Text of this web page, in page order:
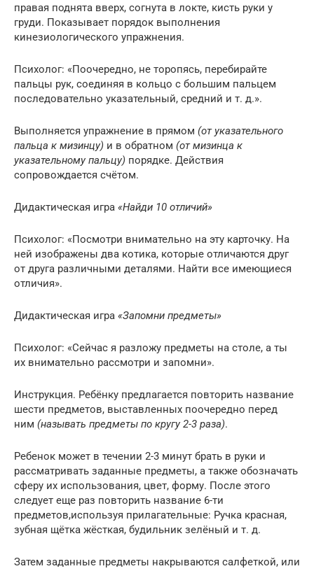
правая поднята вверх, согнута в локте, кисть руки у
груди. Показывает порядок выполнения
кинезиологического упражнения.
Психолог: «Поочередно, не торопясь, перебирайте
пальцы рук, соединяя в кольцо с большим пальцем
последовательно указательный, средний и т. д.».
Выполняется упражнение в прямом (от указательного
пальца к мизинцу) и в обратном (от мизинца к
указательному пальцу) порядке. Действия
сопровождается счётом.
Дидактическая игра «Найди 10 отличий»
Психолог: «Посмотри внимательно на эту карточку. На
ней изображены два котика, которые отличаются друг
от друга различными деталями. Найти все имеющиеся
отличия».
Дидактическая игра «Запомни предметы»
Психолог: «Сейчас я разложу предметы на столе, а ты
их внимательно рассмотри и запомни».
Инструкция. Ребёнку предлагается повторить название
шести предметов, выставленных поочередно перед
ним (называть предметы по кругу 2-3 раза).
Ребенок может в течении 2-3 минут брать в руки и
рассматривать заданные предметы, а также обозначать
сферу их использования, цвет, форму. После этого
следует еще раз повторить название 6-ти
предметов,используя прилагательные: Ручка красная,
зубная щётка жёсткая, будильник зелёный и т. д.
Затем заданные предметы накрываются салфеткой, или